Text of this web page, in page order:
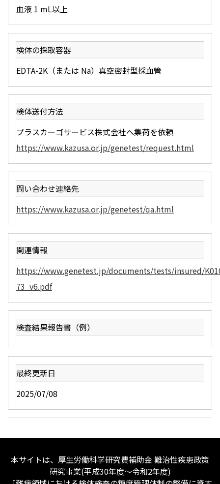
血液 1 mL以上
検体の採取容器
EDTA-2K（または Na）真空密封型採血管
検体送付方法
プラスカーゴサービス株式会社へ集荷を依頼
https://www.kazusa.or.jp/genetest/request.html
問い合わせ連絡先
https://www.kazusa.or.jp/genetest/qa.html
関連情報
https://www.genetest.jp/documents/tests/insured/
73_v6.pdf
検査結果報告書（例）
最終更新日
2025/07/08
本サイトは、厚生労働科学研究費補助金 難治性疾患政策
研究事業(平成30年度〜令和2年度)